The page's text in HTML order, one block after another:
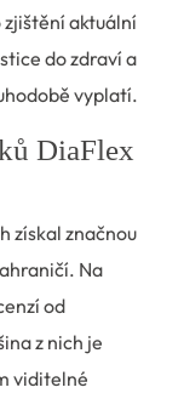
zjištění aktuální
do zdraví a
vyplatí.
DiaFlex
získal značnou
Na
od
z nich je
viditelné